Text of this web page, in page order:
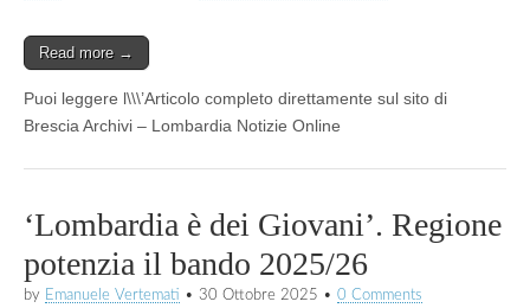
Read more →
Puoi leggere l\\\’Articolo completo direttamente sul sito di
Brescia Archivi – Lombardia Notizie Online
‘Lombardia è dei Giovani’. Regione
potenzia il bando 2025/26
by Emanuele Vertemati • 30 Ottobre 2025 • 0 Comments